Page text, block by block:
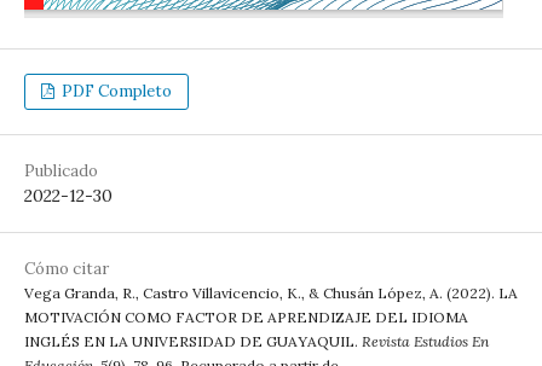
PDF Completo
Publicado
2022-12-30
Cómo citar
Vega Granda, R., Castro Villavicencio, K., & Chusán López, A. (2022). LA
MOTIVACIÓN COMO FACTOR DE APRENDIZAJE DEL IDIOMA
INGLÉS EN LA UNIVERSIDAD DE GUAYAQUIL. Revista Estudios En